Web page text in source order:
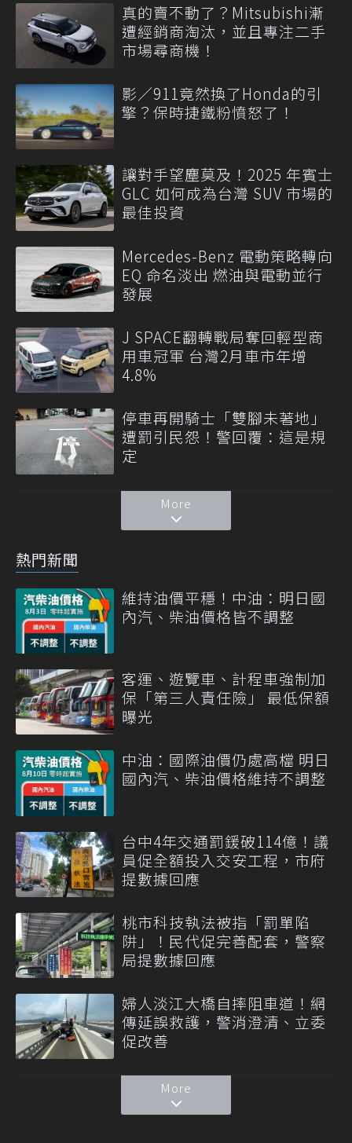
真的賣不動了？Mitsubishi漸
遭經銷商淘汰，並且專注二手
市場尋商機！
影／911竟然換了Honda的引
擎？保時捷鐵粉憤怒了！
讓對手望塵莫及！2025 年賓士
GLC 如何成為台灣 SUV 市場的
最佳投資
Mercedes-Benz 電動策略轉向
EQ 命名淡出 燃油與電動並行
發展
J SPACE翻轉戰局奪回輕型商
用車冠軍 台灣2月車市年增
4.8%
停車再開騎士「雙腳未著地」
遭罰引民怨！警回覆：這是規
定
More
熱門新聞
維持油價平穩！中油：明日國
內汽、柴油價格皆不調整
客運、遊覽車、計程車強制加
保「第三人責任險」 最低保額
曝光
中油：國際油價仍處高檔 明日
國內汽、柴油價格維持不調整
台中4年交通罰鍰破114億！議
員促全額投入交安工程，市府
提數據回應
桃市科技執法被指「罰單陷
阱」！民代促完善配套，警察
局提數據回應
婦人淡江大橋自摔阻車道！網
傳延誤救護，警消澄清、立委
促改善
More